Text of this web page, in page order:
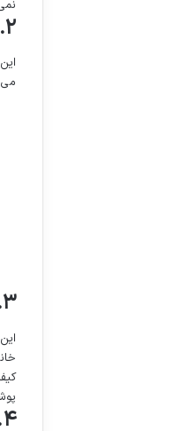
۲. ماده ۳۸ قانون مجازات اسلامی: جهات تخفیف
می
۳. ماده ۴۰ قانون مجازات اسلامی: تعویق مراقبتی
۴. آیین نامه اجرایی مراقبت های الکترونیکی